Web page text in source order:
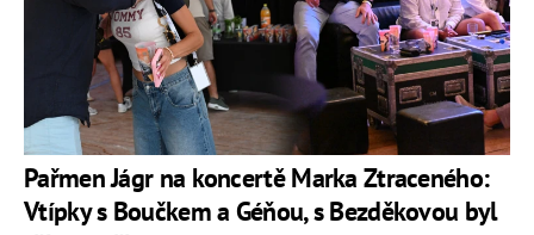
Pařmen Jágr na koncertě Marka Ztraceného:
Vtípky s Boučkem a Géňou, s Bezděkovou byl